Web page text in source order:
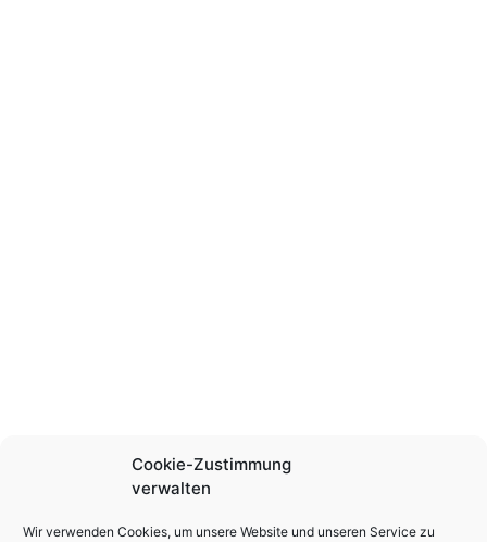
Cookie-Zustimmung
verwalten
Wir verwenden Cookies, um unsere Website und unseren Service zu